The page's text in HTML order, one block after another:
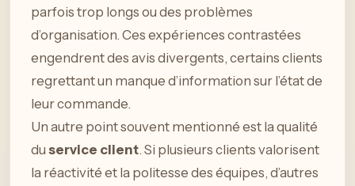
parfois trop longs ou des problèmes
d’organisation. Ces expériences contrastées
engendrent des avis divergents, certains clients
regrettant un manque d’information sur l’état de
leur commande.
Un autre point souvent mentionné est la qualité
du service client. Si plusieurs clients valorisent
la réactivité et la politesse des équipes, d’autres